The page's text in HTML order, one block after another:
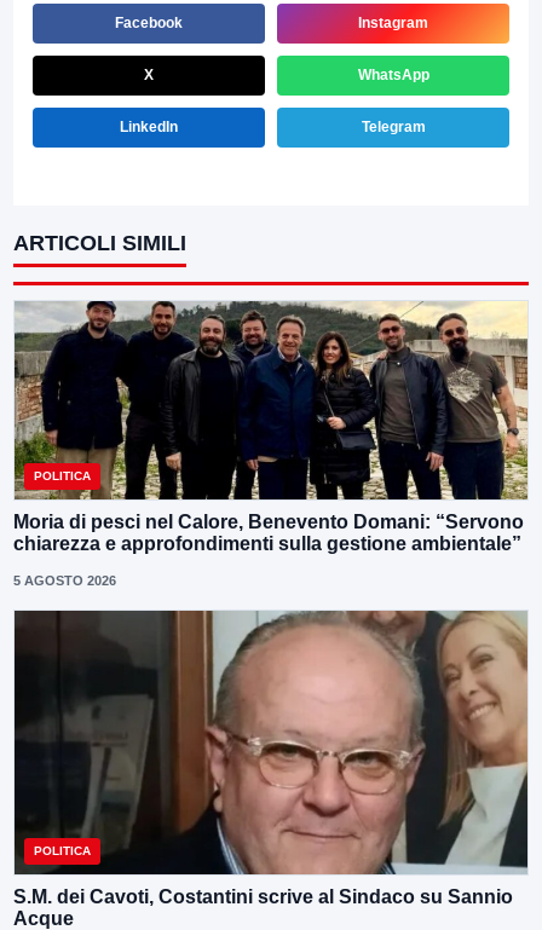
Facebook Instagram
X WhatsApp
LinkedIn Telegram
ARTICOLI SIMILI
POLITICA
Moria di pesci nel Calore, Benevento Domani: “Servono
chiarezza e approfondimenti sulla gestione ambientale”
5 AGOSTO 2026
POLITICA
S.M. dei Cavoti, Costantini scrive al Sindaco su Sannio
Acque